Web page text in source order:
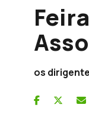
os